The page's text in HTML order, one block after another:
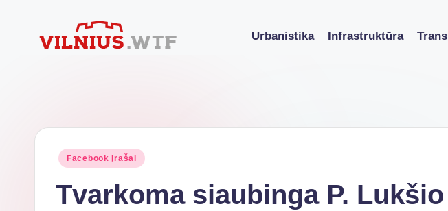
N
ties
durimis
Urbanistika Infrastruktūra
Posted
Facebook Įrašai
Tvarkoma siaubinga P.